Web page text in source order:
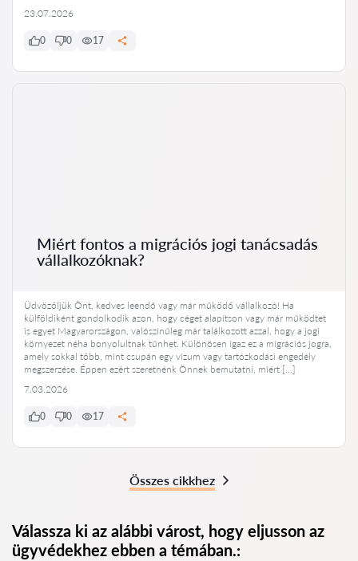
23.07.2026
0 0 17
Miért fontos a migrációs jogi tanácsadás
vállalkozóknak?
Üdvözöljük Önt, kedves leendő vagy már működő vállalkozó! Ha
külföldiként gondolkodik azon, hogy céget alapítson vagy már működtet
is egyet Magyarországon, valószínűleg már találkozott azzal, hogy a jogi
környezet néha bonyolultnak tűnhet. Különösen igaz ez a migrációs jogra,
amely sokkal több, mint csupán egy vízum vagy tartózkodási engedély
megszerzése. Éppen ezért szeretnénk Önnek bemutatni, miért […]
7.03.2026
0 0 17
Összes cikkhez
Válassza ki az alábbi várost, hogy eljusson az
ügyvédekhez ebben a témában.: